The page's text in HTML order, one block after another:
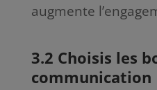
augmente
3.2 Choisis les
communication